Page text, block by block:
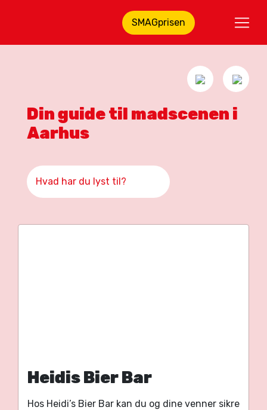
SMAGprisen
Din guide til madscenen i
Aarhus
Heidis Bier Bar
Hos Heidi’s Bier Bar kan du og dine venner sikre